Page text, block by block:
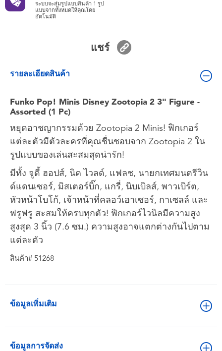
กล่องสุ่ม
ระบบจะสุ่มรูปแบบสินค้า 1 รูป
แบบจากทั้งหมดให้คุณโดย
อัตโนมัติ
แชร์
รายละเอียดสินค้า
Funko Pop! Minis Disney Zootopia 2 3" Figure -
Assorted (1 Pc)
หยุดอาชญากรรมด้วย Zootopia 2 Minis! ฟิกเกอร์
แต่ละตัวมีตัวละครที่คุณชื่นชอบจาก Zootopia 2 ใน
รูปแบบของเล่นสะสมสุดน่ารัก!
มีทั้ง จูดี้ ฮอปส์, นิค ไวลด์, แฟลช, นายกเทศมนตรีวิน
ด์แดนเซอร์, มิสเตอร์บิ๊ก, แกรี่, นิบเบิลส์, พาวเบิร์ต,
หัวหน้าโบโก้, เจ้าหน้าที่คลอว์เฮาเซอร์, กาเซลล์ และ
ฟรูฟรู สะสมให้ครบทุกตัว! ฟิกเกอร์ไวนิลมีความสูง
สูงสุด 3 นิ้ว (7.6 ซม.) ความสูงอาจแตกต่างกันไปตาม
แต่ละตัว
สินค้า# 51268
ข้อมูลเพิ่มเติม
ข้อมูลการจัดส่ง